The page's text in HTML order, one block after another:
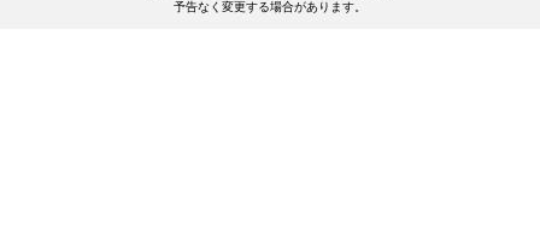
予告なく変更する場合があります。